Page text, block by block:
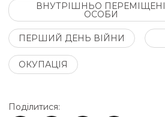
Поділитися:
ВНУТРІШНЬО ПЕРЕМІЩЕНІ
ОСОБИ
ПЕРШИЙ ДЕНЬ ВІЙНИ
ОКУПАЦІЯ